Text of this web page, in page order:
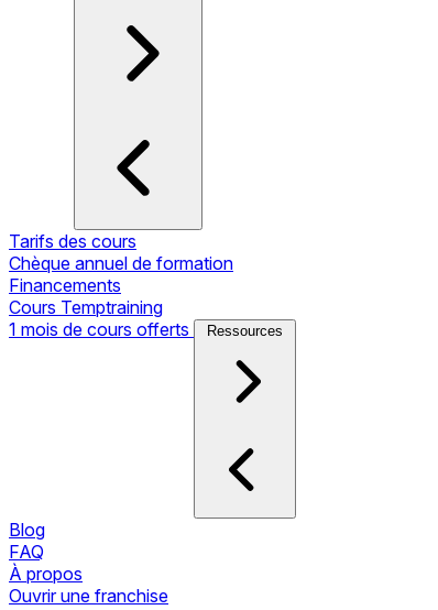
Tarifs des cours
Chèque annuel de formation
Financements
Cours Temptraining
1 mois de cours offerts
Ressources
Blog
FAQ
À propos
Ouvrir une franchise